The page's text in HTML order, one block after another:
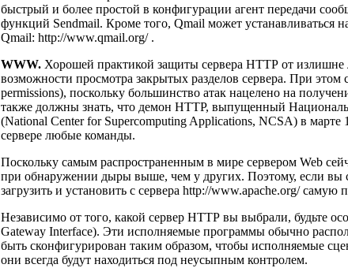
быстрый и более простой в конфигурации агент передачи
функций Sendmail. Кроме того, Qmail может устанавливаться
Qmail:http://www.qmail.org/.
WWW. Хорошей практикой защиты сервера НТТР от излишне
возможности просмотра закрытых разделов сервера. При
permissions), поскольку большинство атак нацелено на
также должны знать, что демон НТТР, выпущенный
(National Center for Supercomputing Applications, NCSA) в
сервере любые команды.
Поскольку самым распространенным в мире сервером Web
при обнаружении дыры выше, чем у других. Поэтому, если вы
загрузить и установить с сервераhttp://www.apache.org/самую
Независимо от того, какой сервер НТТР вы выбрали, будьте
Gateway Interface). Эти исполняемые программы обычно
быть сконфигурирован таким образом, чтобы исполняемые
они всегда будут находиться под неусыпным контролем.